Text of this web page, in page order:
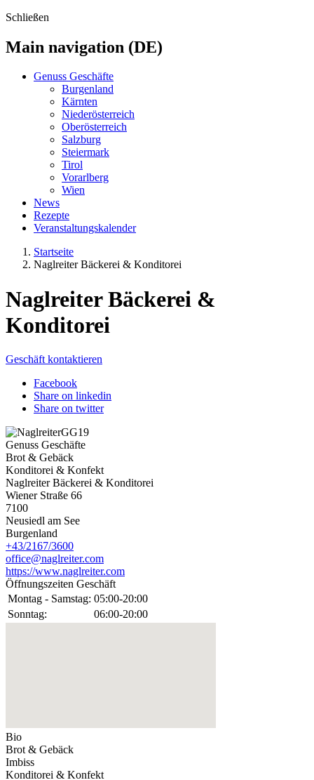
Schließen
Main navigation (DE)
Genuss Geschäfte
Burgenland
Kärnten
Niederösterreich
Oberösterreich
Salzburg
Steiermark
Tirol
Vorarlberg
Wien
News
Rezepte
Veranstaltungskalender
Startseite
Naglreiter Bäckerei & Konditorei
Naglreiter Bäckerei &
Konditorei
Geschäft kontaktieren
Facebook
Share on linkedin
Share on twitter
Genuss Geschäfte
Brot & Gebäck
Konditorei & Konfekt
Naglreiter Bäckerei & Konditorei
Wiener Straße 66
7100
Neusiedl am See
Burgenland
+43/2167/3600
office@naglreiter.com
https://www.naglreiter.com
Öffnungszeiten Geschäft
Montag - Samstag: 05:00-20:00
Sonntag:
06:00-20:00
Bio
Brot & Gebäck
Imbiss
Konditorei & Konfekt